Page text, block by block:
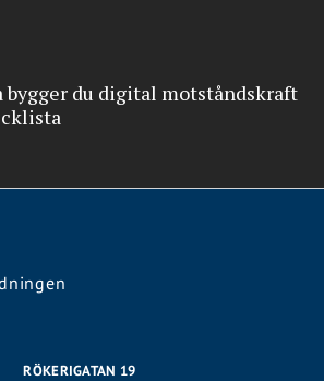
bygger du digital motståndskraft
RÖKERIGATAN 19